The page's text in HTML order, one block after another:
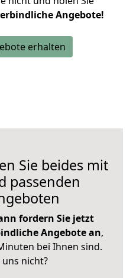
Angebote!
erhalten
Sie beides mit
passenden
fordern Sie jetzt
Angebote an,
bei Ihnen sind.
nicht?